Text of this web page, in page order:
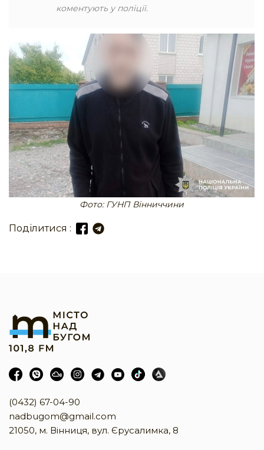
коментують у поліції.
Фото: ГУНП Вінниччини
Поділитися :
(0432) 67-04-90
nadbugom@gmail.com
21050, м. Вінниця, вул. Єрусалимка, 8